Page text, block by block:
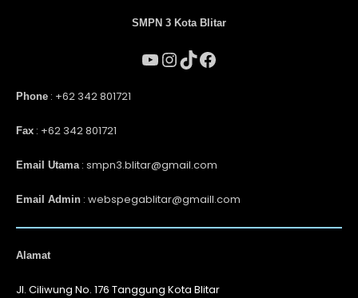
SMPN 3 Kota Blitar
Phone : +62 342 801721
Fax : +62 342 801721
Email Utama: smpn3.blitar@gmail.com
Email Admin : webspegablitar@gmaill.com
Alamat
Jl. Ciliwung No. 176 Tanggung Kota Blitar